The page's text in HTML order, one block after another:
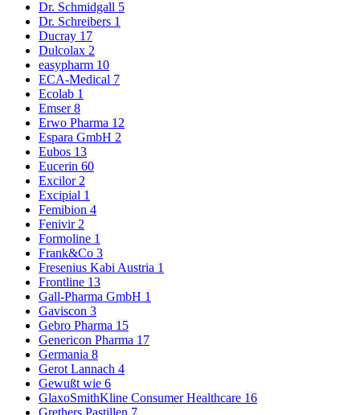
Dr. Schmidgall 5
Dr. Schreibers 1
Ducray 17
Dulcolax 2
easypharm 10
ECA-Medical 7
Ecolab 1
Emser8
Erwo Pharma 12
Espara GmbH 2
Eubos 13
Eucerin 60
Excilor 2
Excipial 1
Femibion 4
Fenivir 2
Formoline 1
Frank&Co 3
Fresenius Kabi Austria 1
Frontline 13
Gall-Pharma GmbH 1
Gaviscon 3
Gebro Pharma 15
Genericon Pharma 17
Germania 8
Gerot Lannach 4
Gewußt wie 6
GlaxoSmithKline Consumer Healthcare 16